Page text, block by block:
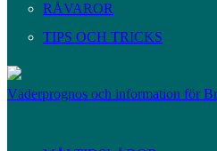
RÅVAROR
TIPS OCH TRICKS
Väderprognos och information för